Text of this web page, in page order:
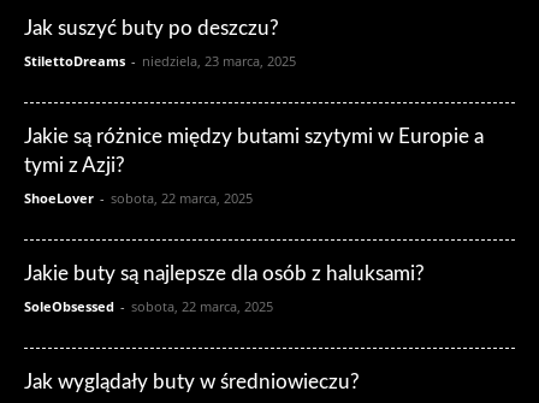
Jak suszyć buty po deszczu?
StilettoDreams - niedziela, 23 marca, 2025
Jakie są różnice między butami szytymi w Europie a
tymi z Azji?
ShoeLover - sobota, 22 marca, 2025
Jakie buty są najlepsze dla osób z haluksami?
SoleObsessed - sobota, 22 marca, 2025
Jak wyglądały buty w średniowieczu?